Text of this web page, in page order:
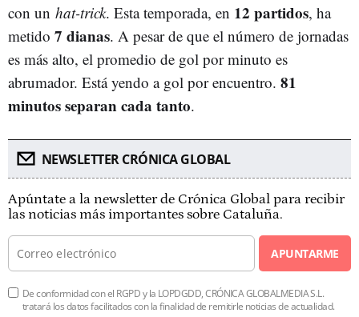
con un hat-trick. Esta temporada, en 12 partidos, ha
metido 7 dianas. A pesar de que el número de jornadas
es más alto, el promedio de gol por minuto es
abrumador. Está yendo a gol por encuentro. 81
minutos separan cada tanto.
NEWSLETTER CRÓNICA GLOBAL
Apúntate a la newsletter de Crónica Global para recibir
las noticias más importantes sobre Cataluña.
APUNTARME
De conformidad con el RGPD y la LOPDGDD, CRÓNICA GLOBALMEDIA S.L.
tratará los datos facilitados con la finalidad de remitirle noticias de actualidad.